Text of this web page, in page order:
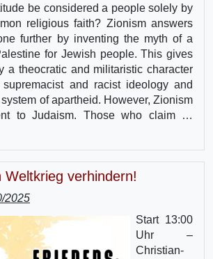
be considered a people solely by
religious faith? Zionism answers
further by inventing the myth of a
for Jewish people. This gives
a theocratic and militaristic character
and racist ideology and
of apartheid. However, Zionism
to Judaism. Those who claim …
Weltkrieg verhindern!
2025
Start 13:00
Uhr –
Christian-